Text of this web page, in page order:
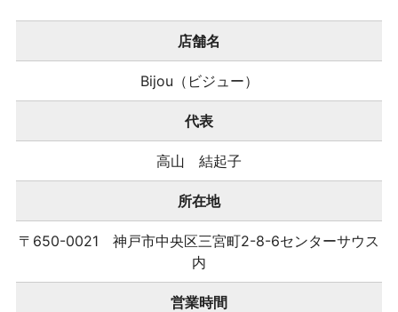
店舗名
Bijou（ビジュー）
代表
高山 結起子
所在地
〒650-0021 神戸市中央区三宮町2-8-6センターサウス
内
営業時間